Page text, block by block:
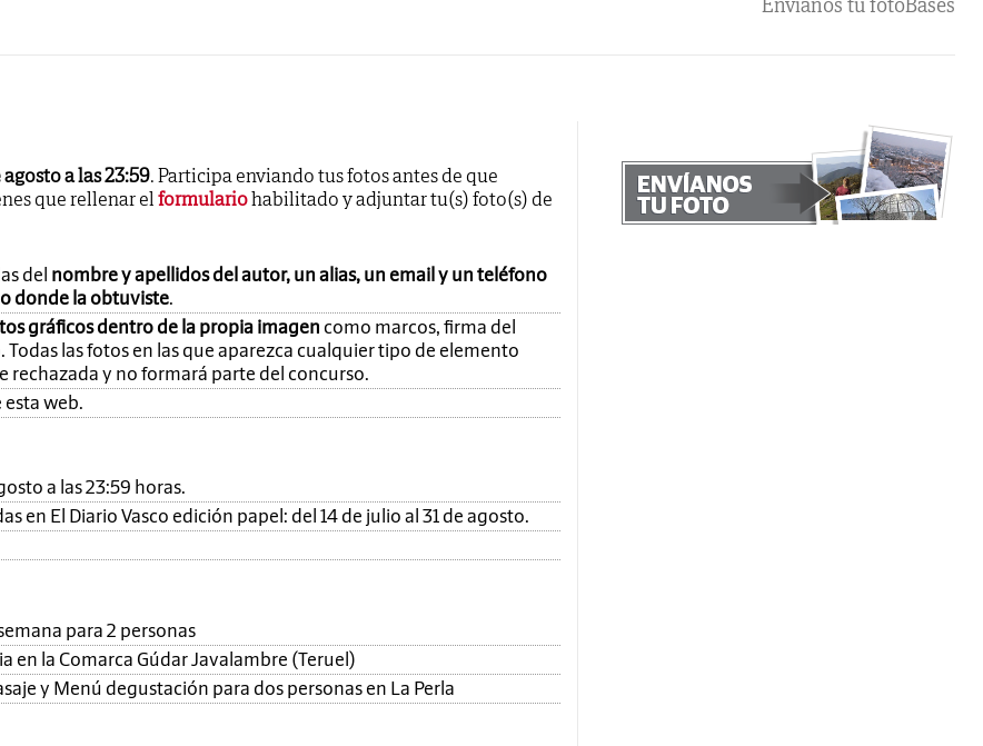
Envíanos tu fotoBases
agosto a las 23:59. Participa enviando tus fotos antes de que
que rellenar elformulariohabilitado y adjuntar tu(s) foto(s) de
del nombre y apellidos del autor, un alias, un email y un teléfono
donde la obtuviste.
gráficos dentro de la propia imagen como marcos, firma del
las fotos en las que aparezca cualquier tipo de elemento
y no formará parte del concurso.
web.
a las 23:59 horas.
en El Diario Vasco edición papel: del 14 de julio al 31 de agosto.
para 2 personas
en la Comarca Gúdar Javalambre (Teruel)
y Menú degustación para dos personas en La Perla